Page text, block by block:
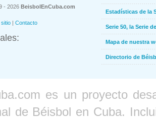
- 2026 BeisbolEnCuba.com
sitio | Contacto
Estadísticas de la
Serie 50, la Serie
Mapa de nuestra
Directorio de
es un proyecto
de Béisbol en Cuba.